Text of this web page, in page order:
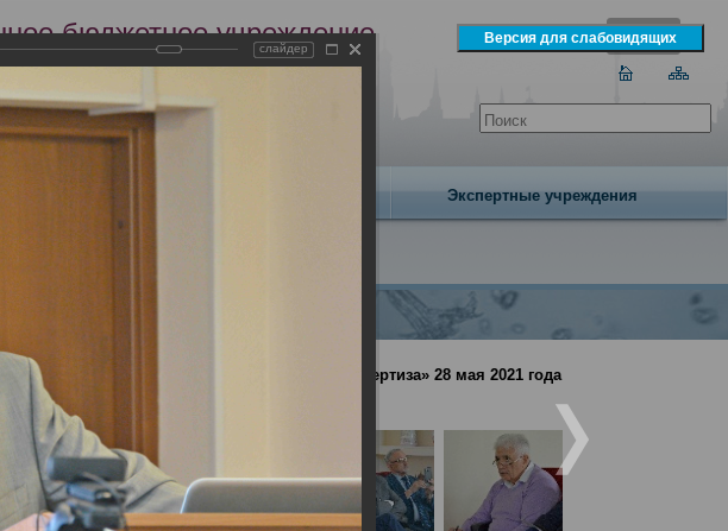
бюджетное учреждение
экспертизы
Образование Экспертные учреждения
специальности «Судебно-медицинская экспертиза» 28 мая 2021 года
слайдер